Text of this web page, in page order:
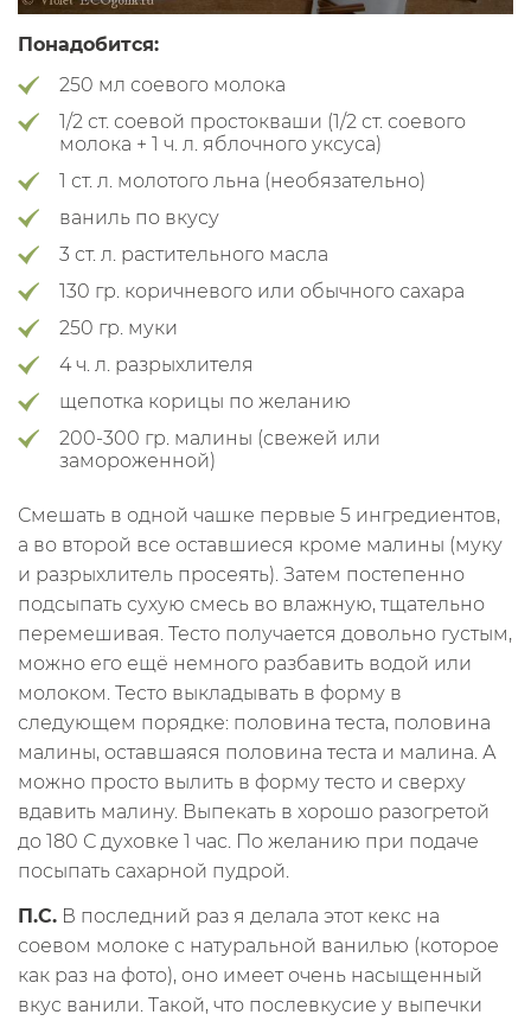
Понадобится:
250 мл соевого молока
1/2 ст. соевой простокваши (1/2 ст. соевого
молока + 1 ч. л. яблочного уксуса)
1 ст. л. молотого льна (необязательно)
ваниль по вкусу
3 ст. л. растительного масла
130 гр. коричневого или обычного сахара
250 гр. муки
4 ч. л. разрыхлителя
щепотка корицы по желанию
200-300 гр. малины (свежей или
замороженной)
Смешать в одной чашке первые 5 ингредиентов,
а во второй все оставшиеся кроме малины (муку
и разрыхлитель просеять). Затем постепенно
подсыпать сухую смесь во влажную, тщательно
перемешивая. Тесто получается довольно густым,
можно его ещё немного разбавить водой или
молоком. Тесто выкладывать в форму в
следующем порядке: половина теста, половина
малины, оставшаяся половина теста и малина. А
можно просто вылить в форму тесто и сверху
вдавить малину. Выпекать в хорошо разогретой
до 180 С духовке 1 час. По желанию при подаче
посыпать сахарной пудрой.
П.С. В последний раз я делала этот кекс на
соевом молоке с натуральной ванилью (которое
как раз на фото), оно имеет очень насыщенный
вкус ванили. Такой, что послевкусие у выпечки